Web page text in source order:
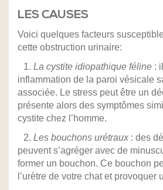
LES CAUSES
Voici quelques facteurs
cette obstruction urinaire:
1. La cystite idiopathique féline :
inflammation de la paroi vésicale
associée. Le stress peut être un
présente alors des symptômes
cystite chez l’homme.
2. Les bouchons urétraux : des
peuvent s’agréger avec de
former un bouchon. Ce bouchon
l’urètre de votre chat et provoquer